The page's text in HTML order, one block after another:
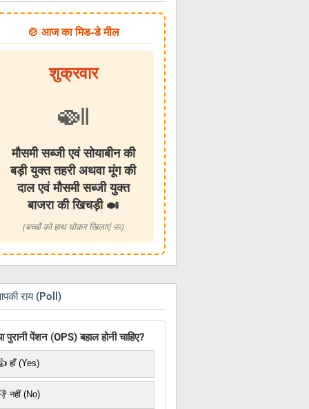
🍲 आज का मिड-डे मील
शुक्रवार
🍛
मौसमी सब्जी एवं सोयाबीन की
बड़ी युक्त तहरी अथवा मूंग की
दाल एवं मौसमी सब्जी युक्त
बाजरा की खिचड़ी 🍛
(बच्चों को हाथ धोकर खिलाएं 🧼)
राय (Poll)
पुरानी पेंशन (OPS) बहाल होनी चाहिए?
हाँ (Yes)
नहीं (No)